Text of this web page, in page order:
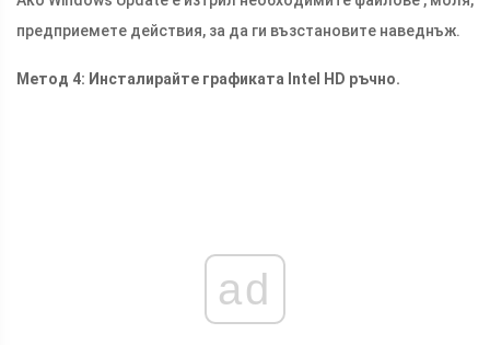
предприемете действия, за да ги възстановите наведнъж.
Метод 4: Инсталирайте графиката Intel HD ръчно.
ad